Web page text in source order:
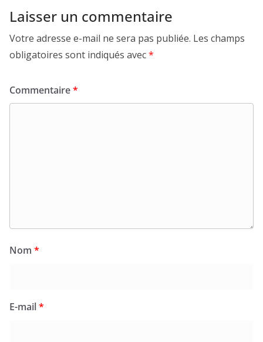
Laisser un commentaire
Votre adresse e-mail ne sera pas publiée. Les champs
obligatoires sont indiqués avec*
Commentaire*
Nom *
E-mail*